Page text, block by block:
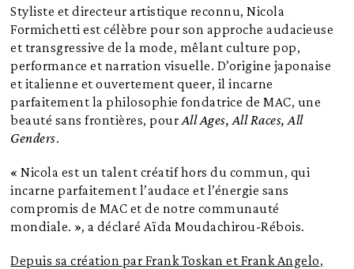
Styliste et directeur artistique reconnu, Nicola
Formichetti est célèbre pour son approche audacieuse
et transgressive de la mode, mêlant culture pop,
performance et narration visuelle. D’origine japonaise
et italienne et ouvertement queer, il incarne
parfaitement la philosophie fondatrice de MAC, une
beauté sans frontières, pour All Ages, All Races, All
Genders.
« Nicola est un talent créatif hors du commun, qui
incarne parfaitement l’audace et l’énergie sans
compromis de MAC et de notre communauté
mondiale. », a déclaré Aïda Moudachirou-Rébois.
Depuis sa création par Frank Toskan et Frank Angelo,